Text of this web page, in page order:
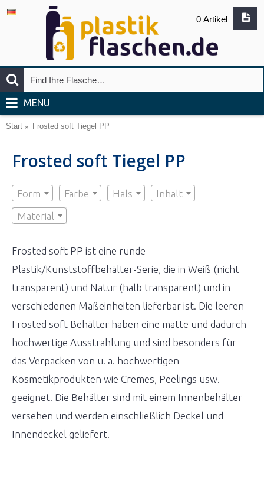
0 Artikel
MENU
Start Frosted soft Tiegel PP
Frosted soft Tiegel PP
Form Farbe Hals
Inhalt
Material
Frosted soft PP ist eine runde
Plastik/Kunststoffbehälter-Serie, die in Weiß (nicht
transparent) und Natur (halb transparent) und in
verschiedenen Maßeinheiten lieferbar ist. Die leeren
Frosted soft Behälter haben eine matte und dadurch
hochwertige Ausstrahlung und sind besonders für
das Verpacken von u. a. hochwertigen
Kosmetikprodukten wie Cremes, Peelings usw.
geeignet. Die Behälter sind mit einem Innenbehälter
versehen und werden einschließlich Deckel und
Innendeckel geliefert.